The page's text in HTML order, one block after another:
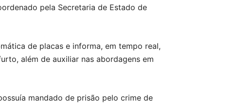
pela Secretaria de Estado de
de placas e informa, em tempo real,
além de auxiliar nas abordagens em
mandado de prisão pelo crime de